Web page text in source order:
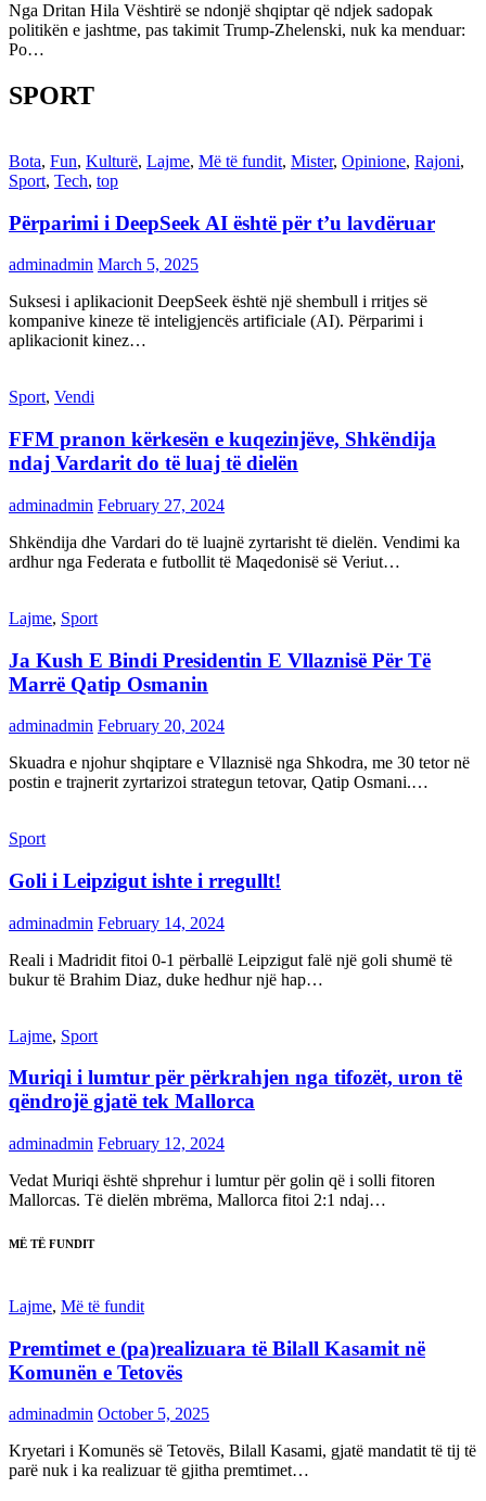
Nga Dritan Hila Vështirë se ndonjë shqiptar që ndjek sadopak
politikën e jashtme, pas takimit Trump-Zhelenski, nuk ka menduar:
Po…
SPORT
Bota, Fun, Kulturë, Lajme, Më të fundit, Mister, Opinione, Rajoni,
Sport, Tech, top
Përparimi i DeepSeek AI është për t’u lavdëruar
adminadmin March 5, 2025
Suksesi i aplikacionit DeepSeek është një shembull i rritjes së
kompanive kineze të inteligjencës artificiale (AI). Përparimi i
aplikacionit kinez…
Sport, Vendi
FFM pranon kërkesën e kuqezinjëve, Shkëndija
ndaj Vardarit do të luaj të dielën
adminadmin February 27, 2024
Shkëndija dhe Vardari do të luajnë zyrtarisht të dielën. Vendimi ka
ardhur nga Federata e futbollit të Maqedonisë së Veriut…
Lajme, Sport
Ja Kush E Bindi Presidentin E Vllaznisë Për Të
Marrë Qatip Osmanin
adminadmin February 20, 2024
Skuadra e njohur shqiptare e Vllaznisë nga Shkodra, me 30 tetor në
postin e trajnerit zyrtarizoi strategun tetovar, Qatip Osmani.…
Sport
Goli i Leipzigut ishte i rregullt!
adminadmin February 14, 2024
Reali i Madridit fitoi 0-1 përballë Leipzigut falë një goli shumë të
bukur të Brahim Diaz, duke hedhur një hap…
Lajme, Sport
Muriqi i lumtur për përkrahjen nga tifozët, uron të
qëndrojë gjatë tek Mallorca
adminadmin February 12, 2024
Vedat Muriqi është shprehur i lumtur për golin që i solli fitoren
Mallorcas. Të dielën mbrëma, Mallorca fitoi 2:1 ndaj…
MË TË FUNDIT
Lajme, Më të fundit
Premtimet e (pa)realizuara të Bilall Kasamit në
Komunën e Tetovës
adminadmin October 5, 2025
Kryetari i Komunës së Tetovës, Bilall Kasami, gjatë mandatit të tij të
parë nuk i ka realizuar të gjitha premtimet…